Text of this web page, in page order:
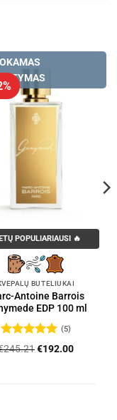
POPULIARIAUSI 🔥
BUTELIUKAI
Antoine Barrois
EDP 100 ml
Įvertinimas:
(5)
245.21Original
€192.00Current